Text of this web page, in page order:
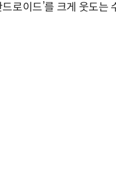
로이드’를 크게 웃도는